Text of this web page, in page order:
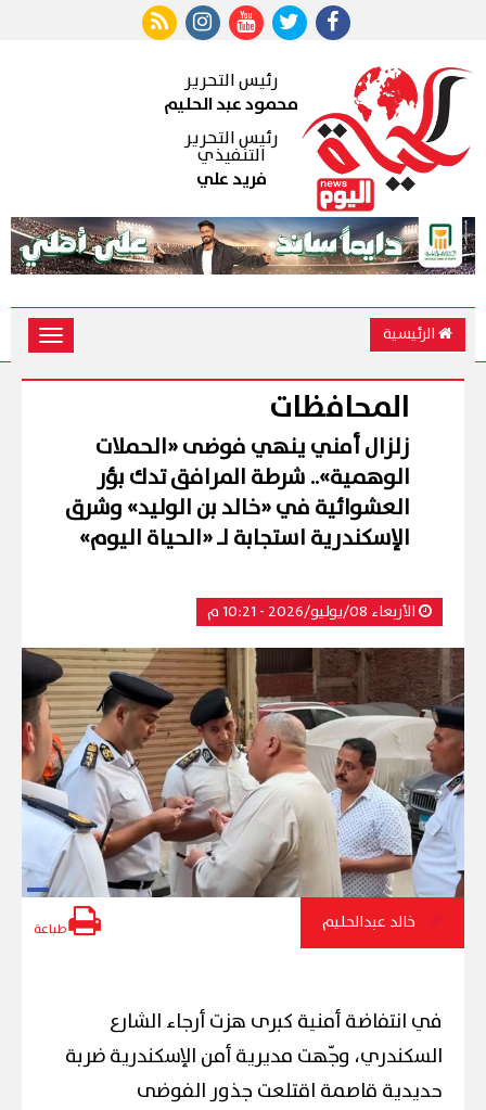
رئيس التحرير
محمود عبد الحليم
رئيس التحرير
التنفيذي
فريد علي
الرئيسية
Toggle
المحافظات
زلزال أمني ينهي فوضى «الحملات
الوهمية».. شرطة المرافق تدك بؤر
العشوائية في «خالد بن الوليد» وشرق
الإسكندرية استجابة لـ «الحياة اليوم»
الأربعاء 08/يوليو/2026 - 10:21 م
خالد عبدالحليم طباعة
في انتفاضة أمنية كبرى هزت أرجاء الشارع
السكندري، وجّهت مديرية أمن الإسكندرية ضربة
حديدية قاصمة اقتلعت جذور الفوضى